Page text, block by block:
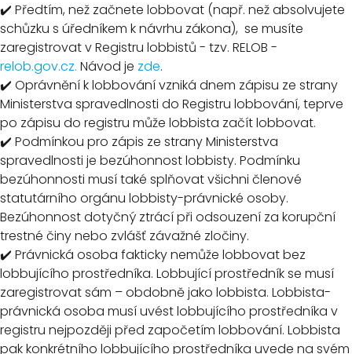
✔️ Předtím, než začnete lobbovat (např. než absolvujete
schůzku s úředníkem k návrhu zákona), se musíte
zaregistrovat v Registru lobbistů - tzv. RELOB -
relob.gov.cz. Návod je zde.
✔️ Oprávnění k lobbování vzniká dnem zápisu ze strany
Ministerstva spravedlnosti do Registru lobbování, teprve
po zápisu do registru může lobbista začít lobbovat.
✔️ Podmínkou pro zápis ze strany Ministerstva
spravedlnosti je bezúhonnost lobbisty. Podmínku
bezúhonnosti musí také splňovat všichni členové
statutárního orgánu lobbisty-právnické osoby.
Bezúhonnost dotyčný ztrácí při odsouzení za korupční
trestné činy nebo zvlášť závažné zločiny.
✔️ Právnická osoba fakticky nemůže lobbovat bez
lobbujícího prostředníka. Lobbující prostředník se musí
zaregistrovat sám – obdobně jako lobbista. Lobbista-
právnická osoba musí uvést lobbujícího prostředníka v
registru nejpozději před započetím lobbování. Lobbista
pak konkrétního lobbujícího prostředníka uvede na svém